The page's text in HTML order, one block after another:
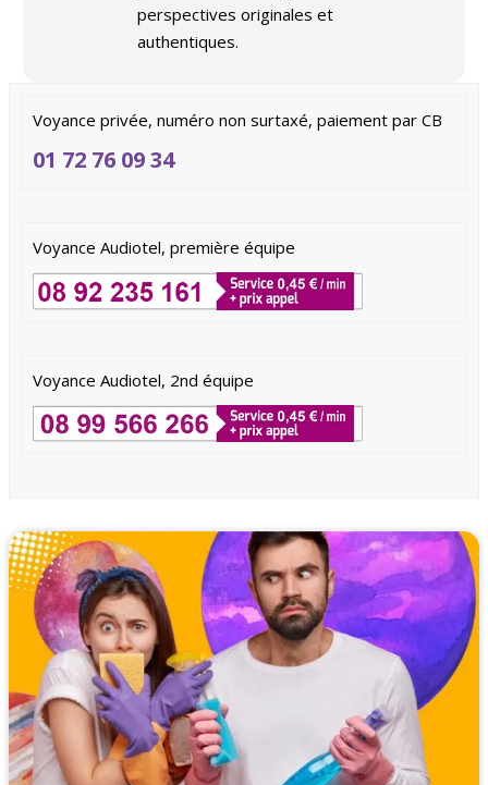
Voyance privée, numéro non surtaxé, paiement par CB
01 72 76 09 34
Voyance Audiotel, première équipe
Voyance Audiotel, 2nd équipe
perspectives originales et
authentiques.